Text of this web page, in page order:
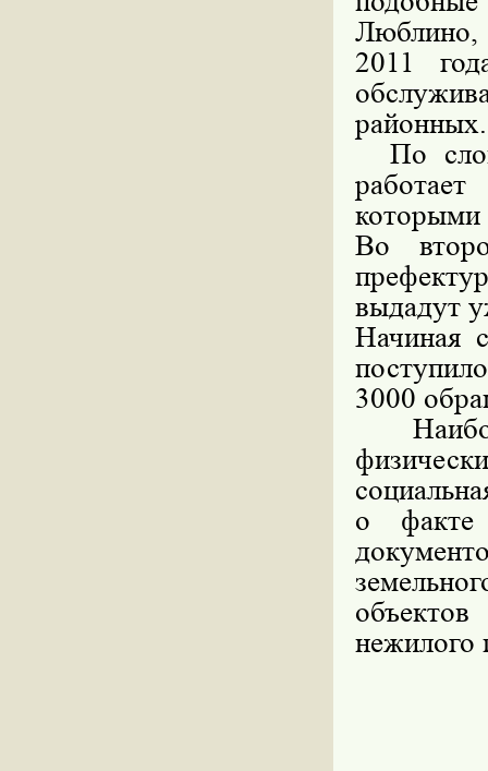
Люблино,
2011
районных.
По
Во
выдадут
Начиная
3000
о факте
нежилого